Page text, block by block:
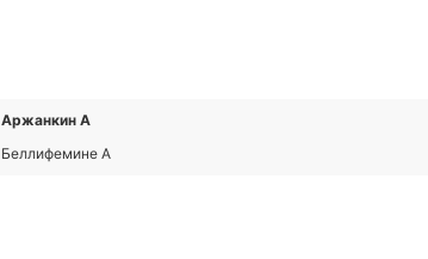
Аржанкин А
Беллифемине А